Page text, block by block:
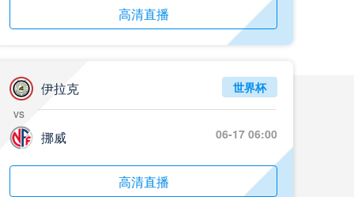
高清直播
伊拉克
vs
挪威
世界杯
06-17 06:00
高清直播